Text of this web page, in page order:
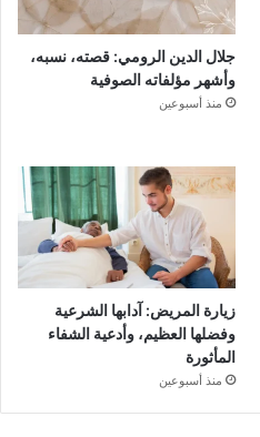
جلال الدين الرومي: قصته، نسبه،
وأشهر مؤلفاته الصوفية
منذ أسبوعين
زيارة المريض: آدابها الشرعية
وفضلها العظيم، وأدعية الشفاء
المأثورة
منذ أسبوعين